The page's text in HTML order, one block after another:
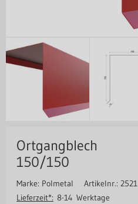
Ortgangblech
150/150
Marke: Polmetal Artikelnr.: 2521
Lieferzeit*: 8-14 Werktage